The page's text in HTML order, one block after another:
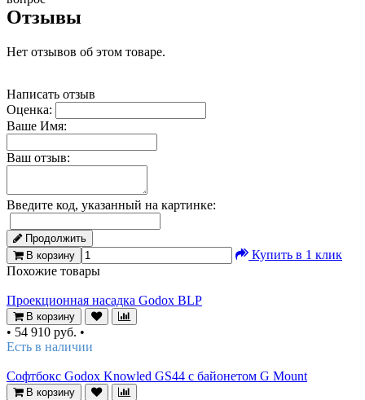
Отзывы
Нет отзывов об этом товаре.
Написать отзыв
Оценка:
Ваше Имя:
Ваш отзыв:
Введите код, указанный на картинке:
Продолжить
В корзину
Купить в 1 клик
Похожие товары
Проекционная насадка Godox BLP
В корзину
• 54 910 руб. •
Есть в наличии
Софтбокс Godox Knowled GS44 с байонетом G Mount
В корзину